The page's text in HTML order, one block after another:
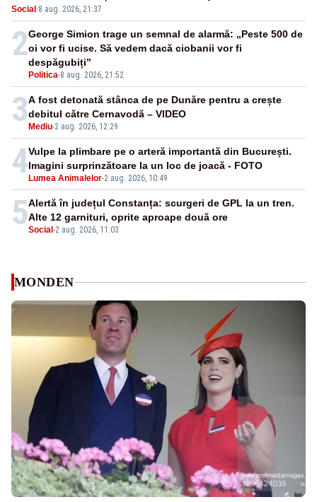
nepermis
Social ·8 aug. 2026, 21:37
2
Politica-8 aug. 2026, 21:52
George Simion trage un semnal de alarmă: „Peste 500 de
oi vor fi ucise. Să vedem dacă ciobanii vor fi
despăgubiți”
3 Mediu-2 aug. 2026, 12:29
A fost detonată stânca de pe Dunăre pentru a crește
debitul către Cernavodă – VIDEO
4 Lumea Animalelor-2 aug. 2026, 10:49
Vulpe la plimbare pe o arteră importantă din București.
Imagini surprinzătoare la un loc de joacă - FOTO
5Social -2 aug. 2026, 11:03
Alertă în județul Constanța: scurgeri de GPL la un tren.
Alte 12 garnituri, oprite aproape două ore
MONDEN